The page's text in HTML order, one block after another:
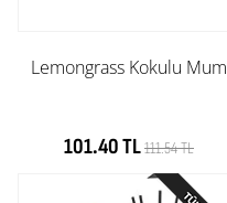
Lemongrass Kokulu Mum
101.40 TL111.54 TL